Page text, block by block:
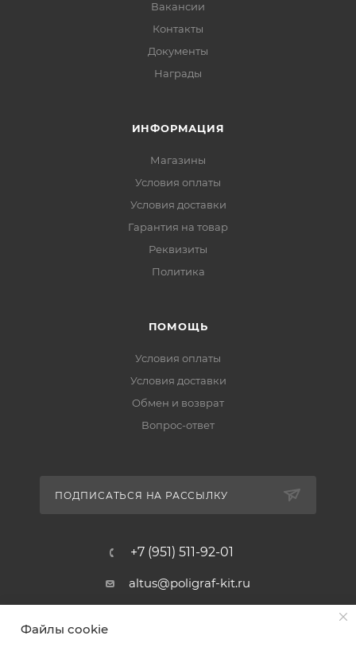
Вакансии
Контакты
Документы
Награды
ИНФОРМАЦИЯ
Магазины
Условия оплаты
Условия доставки
Гарантия на товар
Реквизиты
Политика
ПОМОЩЬ
Условия оплаты
Условия доставки
Обмен и возврат
Вопрос-ответ
ПОДПИСАТЬСЯ НА РАССЫЛКУ
+7 (951) 511-92-01
altus@poligraf-kit.ru
Ростовская обл, Аксайский р-н,
Файлы cookie